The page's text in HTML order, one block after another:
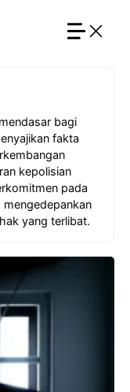
bagi
fakta
kepolisian
pada
yang terlibat.